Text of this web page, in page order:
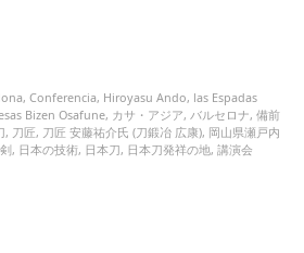
,Conferencia, Hiroyasu Ando, las Espadas
Bizen Osafune, カサ・アジア, バルセロナ,備前
, 刀匠, 刀匠 安藤祐介氏 (刀鍛冶 広康), 岡山県瀬戸内
, 日本の技術, 日本刀, 日本刀発祥の地,講演会